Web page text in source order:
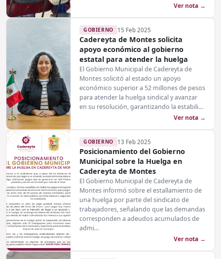
Ver nota →
GOBIERNO 15 Feb 2025
Cadereyta de Montes solicita
apoyo económico al gobierno
estatal para atender la huelga
El Gobierno Municipal de Cadereyta de
Montes solicitó al estado un apoyo
económico superior a 52 millones de pesos
para atender la huelga sindical y avanzar
en su resolución, garantizando la estabili…
Ver nota →
GOBIERNO 13 Feb 2025
Posicionamiento del Gobierno
Municipal sobre la Huelga en
Cadereyta de Montes
El Gobierno Municipal de Cadereyta de
Montes informó sobre el estallamiento de
una huelga por parte del sindicato de
trabajadores, señalando que las demandas
corresponden a adeudos acumulados de
admi…
Ver nota →